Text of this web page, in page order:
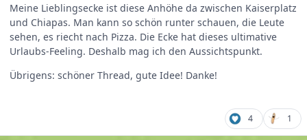
Meine Lieblingsecke ist diese Anhöhe da zwischen Kaiserplatz
und Chiapas. Man kann so schön runter schauen, die Leute
sehen, es riecht nach Pizza. Die Ecke hat dieses ultimative
Urlaubs-Feeling. Deshalb mag ich den Aussichtspunkt.
Übrigens: schöner Thread, gute Idee! Danke!
4 1